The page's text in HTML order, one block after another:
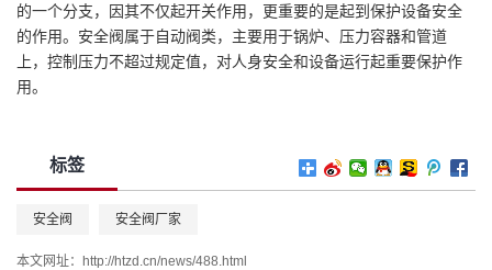
的一个分支，因其不仅起开关作用，更重要的是起到保护设备安全
的作用。安全阀属于自动阀类，主要用于锅炉、压力容器和管道
上，控制压力不超过规定值，对人身安全和设备运行起重要保护作
用。
标签
安全阀 安全阀厂家
本文网址： http://htzd.cn/news/488.html